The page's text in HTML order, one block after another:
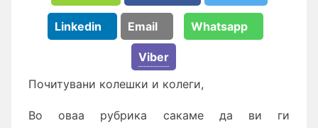
Linkedin Email Whatsapp
Viber
Почитувани колешки и колеги,
Во оваа рубрика сакаме да ви ги